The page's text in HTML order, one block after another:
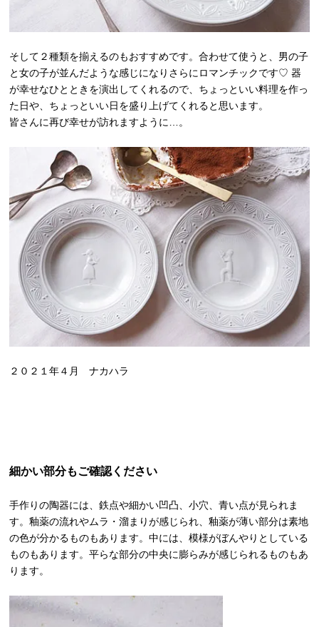
そして２種類を揃えるのもおすすめです。合わせて使うと、男の子
と女の子が並んだような感じになりさらにロマンチックです♡ 器
が幸せなひとときを演出してくれるので、ちょっといい料理を作っ
た日や、ちょっといい日を盛り上げてくれると思います。
皆さんに再び幸せが訪れますように…。
２０２１年４月 ナカハラ
細かい部分もご確認ください
手作りの陶器には、鉄点や細かい凹凸、小穴、青い点が見られま
す。釉薬の流れやムラ・溜まりが感じられ、釉薬が薄い部分は素地
の色が分かるものもあります。中には、模様がぼんやりとしている
ものもあります。平らな部分の中央に膨らみが感じられるものもあ
ります。